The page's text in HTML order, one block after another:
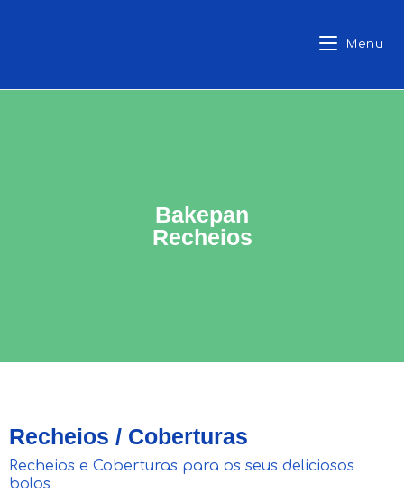
Menu
Bakepan
Recheios
Recheios / Coberturas
Recheios e Coberturas para os seus deliciosos
bolos